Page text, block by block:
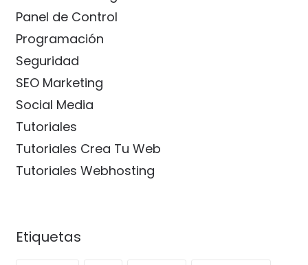
Panel de Control
Programación
Seguridad
SEO Marketing
Social Media
Tutoriales
Tutoriales Crea Tu Web
Tutoriales Webhosting
Etiquetas